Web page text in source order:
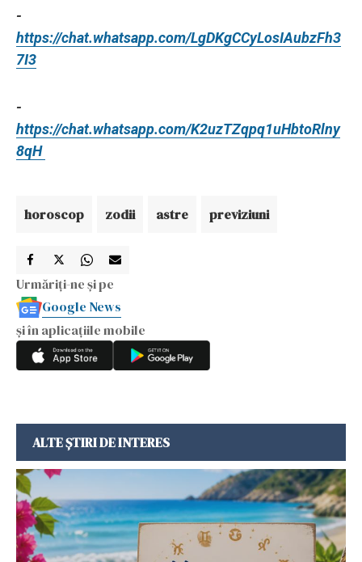
-
https://chat.whatsapp.com/LgDKgCCyLosIAubzFh3
7I3
-
https://chat.whatsapp.com/K2uzTZqpq1uHbtoRlny
8qH
horoscop zodii astre previziuni
Urmăriți-ne și pe
Google News
și în aplicațiile mobile
ALTE ȘTIRI DE INTERES